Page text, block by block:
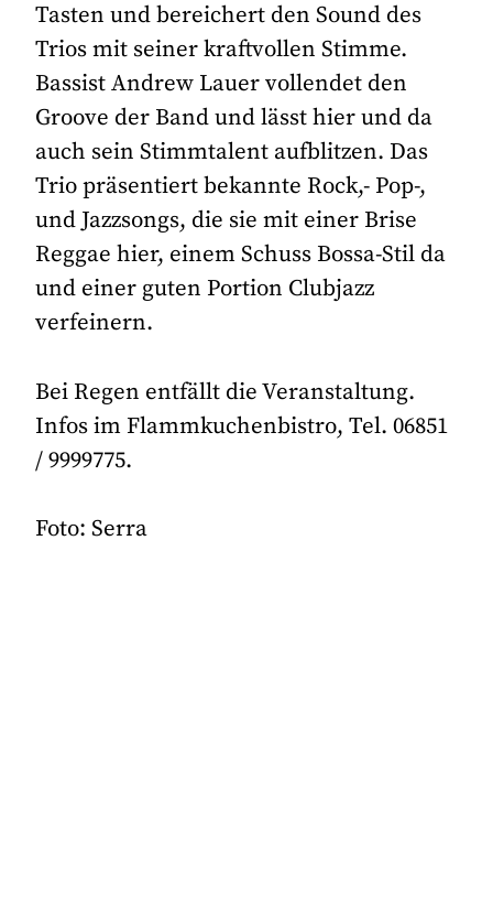
Tasten und bereichert den Sound des
Trios mit seiner kraftvollen Stimme.
Bassist Andrew Lauer vollendet den
Groove der Band und lässt hier und da
auch sein Stimmtalent aufblitzen. Das
Trio präsentiert bekannte Rock,- Pop-,
und Jazzsongs, die sie mit einer Brise
Reggae hier, einem Schuss Bossa-Stil da
und einer guten Portion Clubjazz
verfeinern.
Bei Regen entfällt die Veranstaltung.
Infos im Flammkuchenbistro, Tel. 06851
/ 9999775.
Foto: Serra